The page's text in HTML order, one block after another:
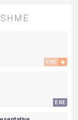
E RE
E RE